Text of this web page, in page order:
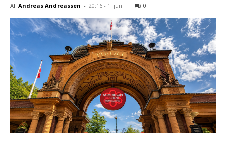
Af Andreas Andreassen - 20:16 - 1. juni 0